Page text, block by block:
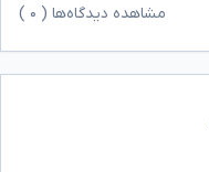
مشاهده دیدگاه‌ها ( ۰